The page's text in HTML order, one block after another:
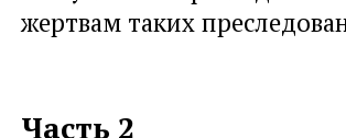
жертвам таких
Часть 2